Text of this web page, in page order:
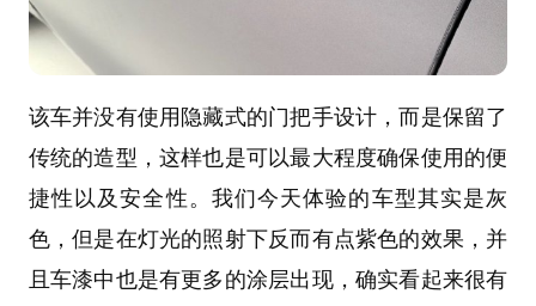
该车并没有使用隐藏式的门把手设计，而是保留了
传统的造型，这样也是可以最大程度确保使用的便
捷性以及安全性。我们今天体验的车型其实是灰
色，但是在灯光的照射下反而有点紫色的效果，并
且车漆中也是有更多的涂层出现，确实看起来很有